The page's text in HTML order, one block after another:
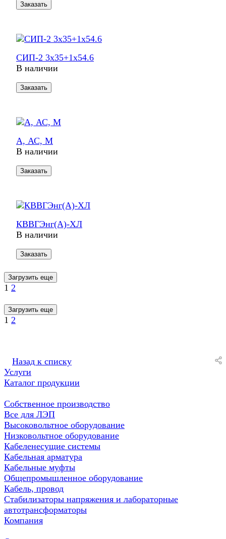
Заказать
СИП-2 3х35+1х54.6
В наличии
Заказать
А, АС, М
В наличии
Заказать
КВВГЭнг(А)-ХЛ
В наличии
Заказать
Загрузить еще
1 2
Загрузить еще
1 2
Назад к списку
Услуги
Каталог продукции
Собственное производство
Все для ЛЭП
Высоковольтное оборудование
Низковольтное оборудование
Кабеленесущие системы
Кабельная арматура
Кабельные муфты
Общепромышленное оборудование
Кабель, провод
Стабилизаторы напряжения и лабораторные
автотрансформаторы
Компания